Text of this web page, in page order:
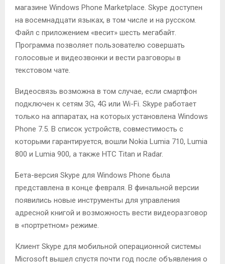
магазине Windows Phone Marketplace. Skype доступен
на восемнадцати языках, в том числе и на русском.
Файл с приложением «весит» шесть мегабайт.
Программа позволяет пользователю совершать
голосовые и видеозвонки и вести разговоры в
текстовом чате.
Видеосвязь возможна в том случае, если смартфон
подключен к сетям 3G, 4G или Wi-Fi. Skype работает
только на аппаратах, на которых установлена Windows
Phone 7.5. В список устройств, совместимость с
которыми гарантируется, вошли Nokia Lumia 710, Lumia
800 и Lumia 900, а также HTC Titan и Radar.
Бета-версия Skype для Windows Phone была
представлена в конце февраля. В финальной версии
появились новые инструменты для управления
адресной книгой и возможность вести видеоразговор
в «портретном» режиме.
Клиент Skype для мобильной операционной системы
Microsoft вышел спустя почти год после объявления о